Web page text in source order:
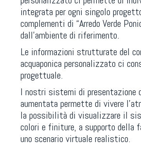
integrata per ogni singolo
complementi di “Arredo Verde
dall’ambiente di riferimento.
Le informazioni strutturate del
acquaponica personalizzato ci
progettuale.
I nostri sistemi di
aumentata permette di vivere
la possibilità di visualizzare il
colori e finiture, a supporto della
uno scenario virtuale realistico.